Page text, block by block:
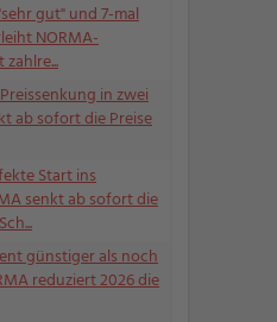
gut" und 7-mal
NORMA-
in zwei
ab sofort die Preise
Start ins
senkt ab sofort die
günstiger als noch
reduziert 2026 die